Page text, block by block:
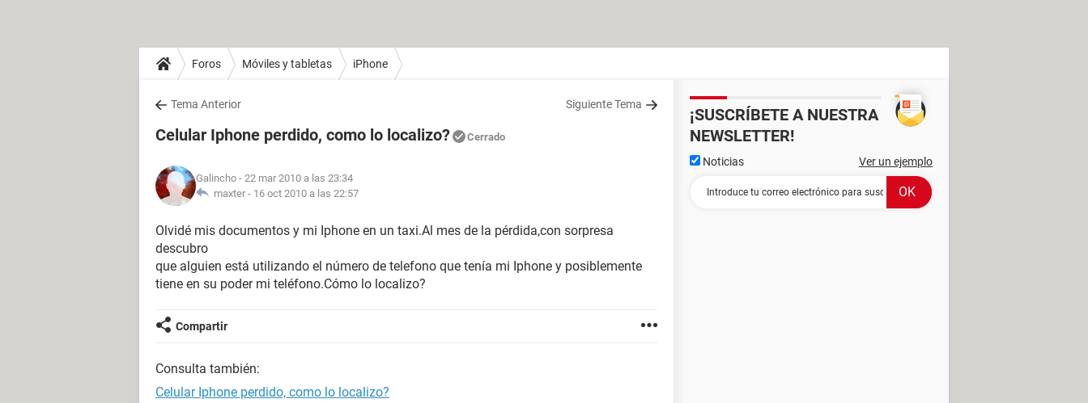
Foros Móviles y tabletas iPhone
Tema Anterior Siguiente Tema
Celular Iphone perdido, como lo localizo? Cerrado
Galincho - 22 mar 2010 a las 23:34
maxter - 16 oct 2010 a las 22:57
Olvidé mis documentos y mi Iphone en un taxi.Al mes de la pérdida,con sorpresa
descubro
que alguien está utilizando el número de telefono que tenía mi Iphone y posiblemente
tiene en su poder mi teléfono.Cómo lo localizo?
Compartir
Consulta también:
Celular Iphone perdido, como lo localizo?
¡SUSCRÍBETE A NUESTRA
NEWSLETTER!
Noticias Ver un ejemplo